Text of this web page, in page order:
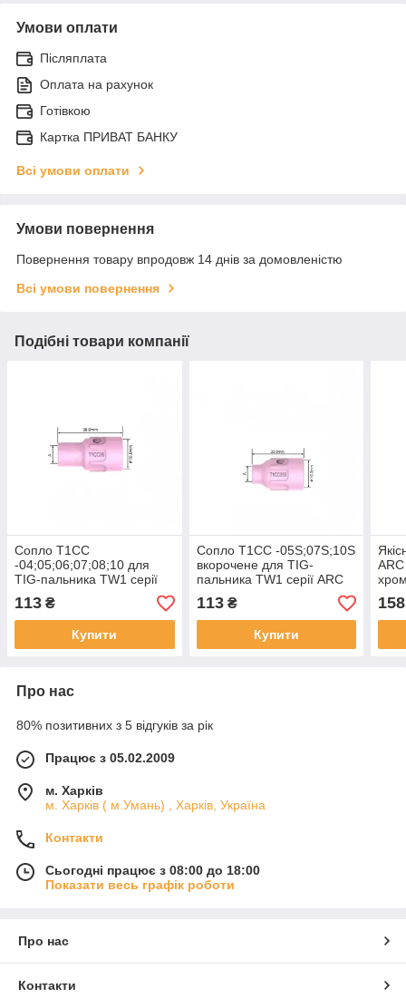
Умови оплати
Післяплата
Оплата на рахунок
Готівкою
Картка ПРИВАТ БАНКУ
Всі умови оплати
Умови повернення
Повернення товару впродовж 14 днів за домовленістю
Всі умови повернення
Подібні товари компанії
Сопло T1CC
-04;05;06;07;08;10 для
TIG-пальника TW1 серії
ARC від PARKER
113 ₴
Купити
Сопло T1CC -05S;07S;10S
вкорочене для TIG-
пальника TW1 серії ARC
від PARKER
113₴
Купити
Про нас
80% позитивних з 5 відгуків за рік
Працює з 05.02.2009
м. Харків
м. Харків ( м.Умань) , Харків, Україна
Контакти
Сьогодні працює з 08:00 до 18:00
Показати весь графік роботи
Про нас
Контакти